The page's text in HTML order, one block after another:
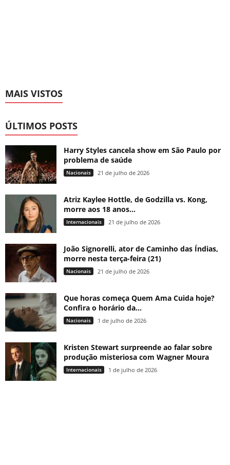
MAIS VISTOS
ÚLTIMOS POSTS
Harry Styles cancela show em São Paulo por
problema de saúde
Nacionais 21 de julho de 2026
Atriz Kaylee Hottle, de Godzilla vs. Kong,
morre aos 18 anos...
Internacionais 21 de julho de 2026
João Signorelli, ator de Caminho das Índias,
morre nesta terça-feira (21)
Nacionais 21 de julho de 2026
Que horas começa Quem Ama Cuida hoje?
Confira o horário da...
Nacionais 1 de julho de 2026
Kristen Stewart surpreende ao falar sobre
produção misteriosa com Wagner Moura
Internacionais 1 de julho de 2026